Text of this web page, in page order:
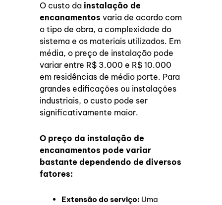
O custo da instalação de
encanamentos varia de acordo com
o tipo de obra, a complexidade do
sistema e os materiais utilizados. Em
média, o preço de instalação pode
variar entre R$ 3.000 e R$ 10.000
em residências de médio porte. Para
grandes edificações ou instalações
industriais, o custo pode ser
significativamente maior.
O preço da instalação de
encanamentos pode variar
bastante dependendo de diversos
fatores:
Extensão do serviço: Uma